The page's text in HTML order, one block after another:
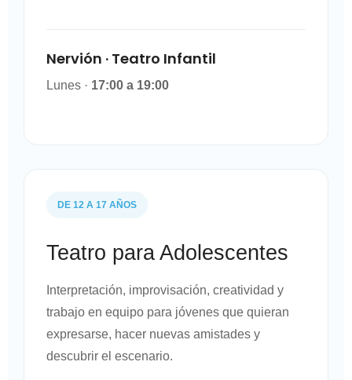
Nervión · Teatro Infantil
Lunes · 17:00 a 19:00
DE 12 A 17 AÑOS
Teatro para Adolescentes
Interpretación, improvisación, creatividad y
trabajo en equipo para jóvenes que quieran
expresarse, hacer nuevas amistades y
descubrir el escenario.